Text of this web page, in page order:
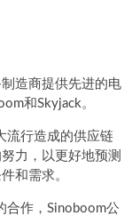
造商提供先进的电
和Skyjack。
流行造成的供应链
力，以更好地预测
和需求。
合作，Sinoboom公